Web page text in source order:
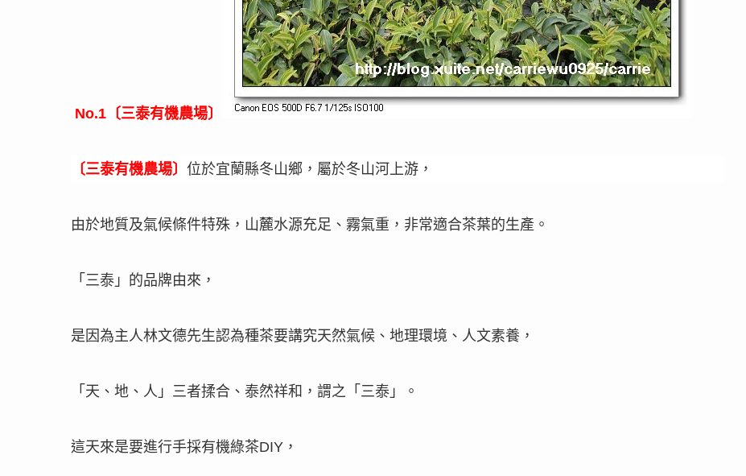
No.1 〔三泰有機農場〕
〔三泰有機農場〕 位於宜蘭縣冬山鄉，屬於冬山河上游，
由於地質及氣候條件特殊，山麓水源充足、霧氣重，非常適合茶葉的生產。
「三泰」的品牌由來，
是因為主人林文德先生認為種茶要講究天然氣候、地理環境、人文素養，
「天、地、人」三者揉合、泰然祥和，謂之「三泰」。
這天來是要進行手採有機綠茶DIY ，